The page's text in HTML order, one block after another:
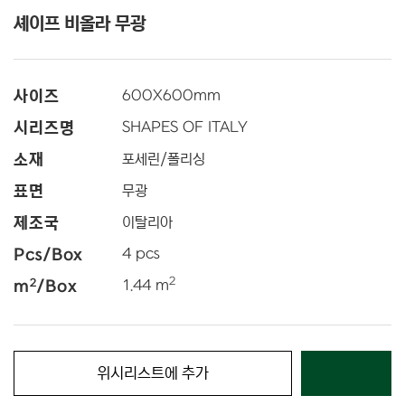
셰이프 비올라 무광
사이즈 600X600mm
시리즈명 SHAPES OF ITALY
소재 포세린/폴리싱
표면 무광
제조국 이탈리아
Pcs/Box 4 pcs
m2/Box 1.44 m2
위시리스트에 추가